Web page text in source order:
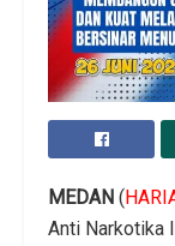
MEDAN (
Anti Narkotika